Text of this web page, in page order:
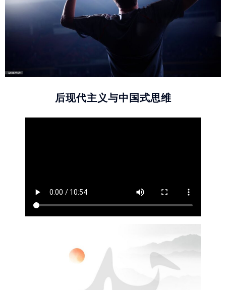
后现代主义与中国式思维